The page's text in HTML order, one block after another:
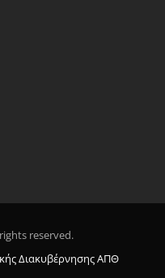
reserved.
Διακυβέρνησης ΑΠΘ